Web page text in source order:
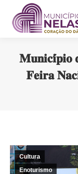
𝐌𝐮𝐧𝐢𝐜𝐢́𝐩𝐢𝐨
𝐅𝐞𝐢𝐫𝐚
Cultura
Enoturismo